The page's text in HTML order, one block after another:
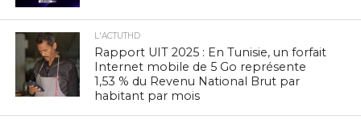
L'ACTUTHD
Rapport UIT 2025 : En Tunisie, un forfait
Internet mobile de 5 Go représente
1,53 % du Revenu National Brut par
habitant par mois